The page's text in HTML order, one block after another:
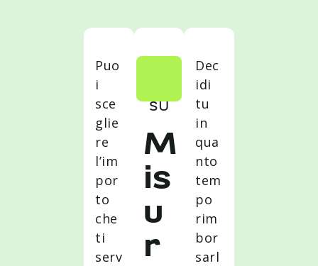
Puo
i
sce
glie
re
l’im
por
to
che
ti
serv
SU
M
is
u
r
Dec
idi
tu
in
qua
nto
tem
po
rim
bor
sarl